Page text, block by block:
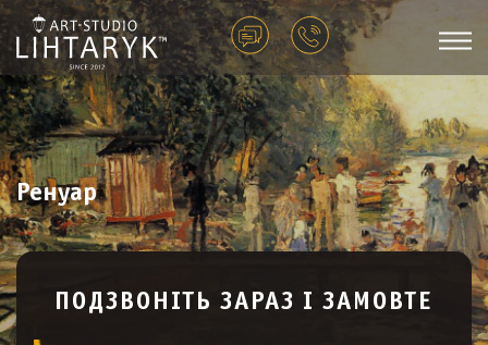
Ренуар
ПОДЗВОНІТЬ ЗАРАЗ І ЗАМОВТЕ